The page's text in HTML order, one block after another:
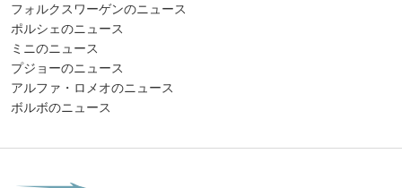
フォルクスワーゲンのニュース
ポルシェのニュース
ミニのニュース
プジョーのニュース
アルファ・ロメオのニュース
ボルボのニュース